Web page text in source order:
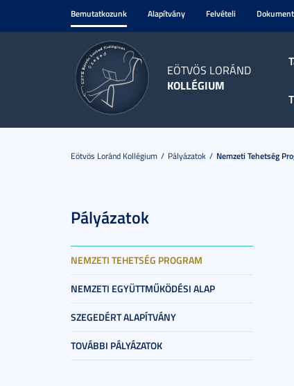
Bemutatkozunk Alapítvány Felvételi
EÖTVÖS LORÁND
KOLLÉGIUM
Eötvös Loránd Kollégium Pályázatok Nemzeti Tehetség
Pályázatok
NEMZETI TEHETSÉG PROGRAM
NEMZETI EGYÜTTMŰKÖDÉSI ALAP
SZEGEDÉRT ALAPÍTVÁNY
TOVÁBBI PÁLYÁZATOK